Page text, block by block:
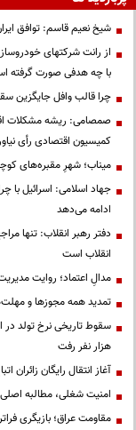
شیخ نعیم قاسم: توافق
از رانت‌ شرکتهای
با چه هدفی صورت گرفته
چرا قالب وافل جایگزین
صمصامی: ریشه مشکلات
کمیسیون اقتصادی رأی
میناب؛ شهرِ مقبره‌های
جهاد اسلامی: اسرائیل با
ادامه می‌دهد
دفتر رهبر انقلاب: تنها
انقلاب است
مدالِ اعتماد؛ روایت
تمدید همه مجوزها و
هزار نفر رفت
آغاز انتقال رایگان زائران
‌امنیت شغلی، مطالبه
مقاومت عراق؛ بازیگری